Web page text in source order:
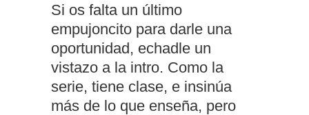
Si os falta un último
empujoncito para darle una
oportunidad, echadle un
vistazo a la intro. Como la
serie, tiene clase, e insinúa
más de lo que enseña, pero